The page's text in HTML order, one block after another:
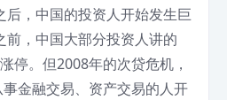
，中国的投资人开始发生巨
，中国大部分投资人讲的
停。但2008年的次贷危机，
金融交易、资产交易的人开